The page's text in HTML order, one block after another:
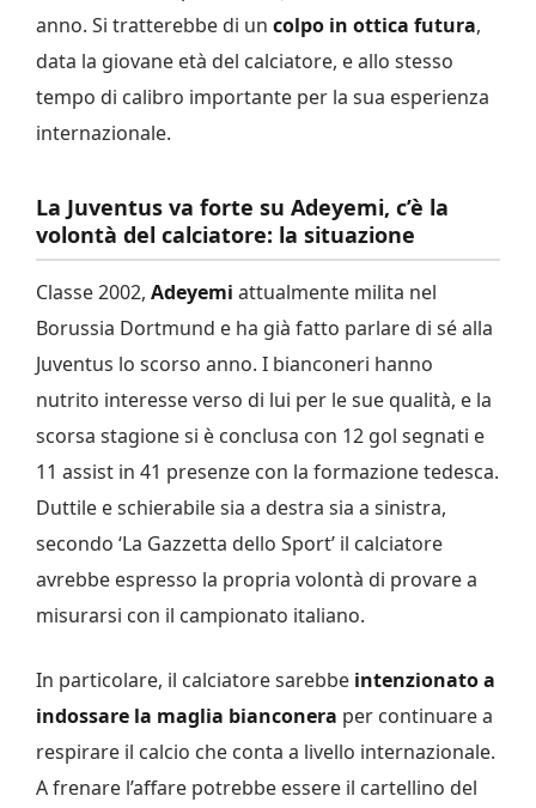
anno. Si tratterebbe di un colpo in ottica futura,
data la giovane età del calciatore, e allo stesso
tempo di calibro importante per la sua esperienza
internazionale.
La Juventus va forte su Adeyemi, c’è la
volontà del calciatore: la situazione
Classe 2002, Adeyemi attualmente milita nel
Borussia Dortmund e ha già fatto parlare di sé alla
Juventus lo scorso anno. I bianconeri hanno
nutrito interesse verso di lui per le sue qualità, e la
scorsa stagione si è conclusa con 12 gol segnati e
11 assist in 41 presenze con la formazione tedesca.
Duttile e schierabile sia a destra sia a sinistra,
secondo ‘La Gazzetta dello Sport’ il calciatore
avrebbe espresso la propria volontà di provare a
misurarsi con il campionato italiano.
In particolare, il calciatore sarebbe intenzionato a
indossare la maglia bianconera per continuare a
respirare il calcio che conta a livello internazionale.
A frenare l’affare potrebbe essere il cartellino del